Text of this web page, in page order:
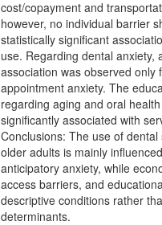
cost/copayment and
however, no individual barrier
statistically significant
use. Regarding dental anxiety,
association was observed only
appointment anxiety. The
regarding aging and oral
significantly associated with
Conclusions: The use of
older adults is mainly
anticipatory anxiety, while
access barriers, and
descriptive conditions rather
determinants.